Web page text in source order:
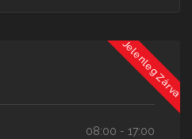
Jelenleg Zárva
08:00 - 17:00